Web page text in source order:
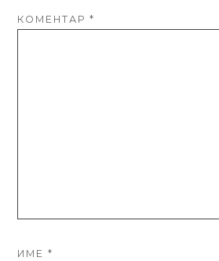
КОМЕНТАР*
ИМЕ*